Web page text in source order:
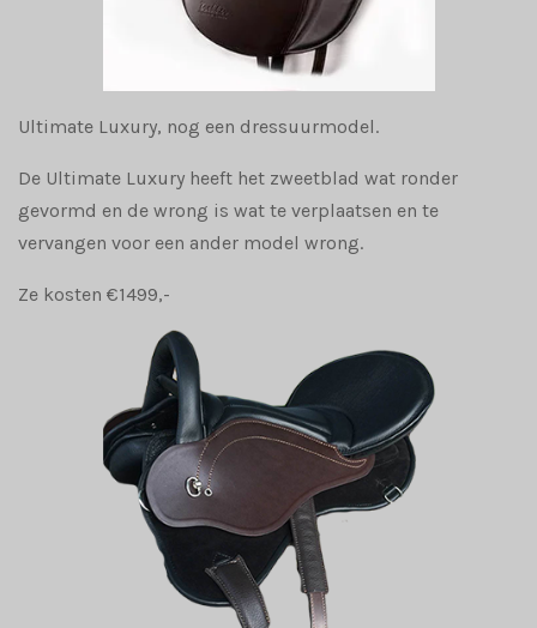
Ultimate Luxury, nog een dressuurmodel.
De Ultimate Luxury heeft het zweetblad wat ronder
gevormd en de wrong is wat te verplaatsen en te
vervangen voor een ander model wrong.
Ze kosten €1499,-